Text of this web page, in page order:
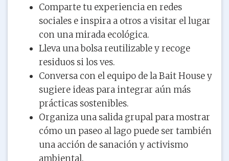
Comparte tu experiencia en redes
sociales e inspira a otros a visitar el lugar
con una mirada ecológica.
Lleva una bolsa reutilizable y recoge
residuos si los ves.
Conversa con el equipo de la Bait House y
sugiere ideas para integrar aún más
prácticas sostenibles.
Organiza una salida grupal para mostrar
cómo un paseo al lago puede ser también
una acción de sanación y activismo
ambiental.